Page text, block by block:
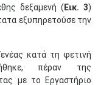
δεξαμενή ( Εικ. 3)
εξυπηρετούσε την
κατά τη φετινή
πέραν της
με το Εργαστήριο